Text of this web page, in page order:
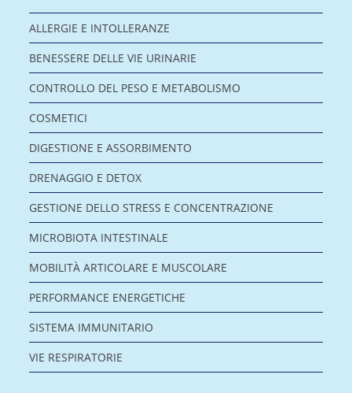
ALLERGIE E INTOLLERANZE
BENESSERE DELLE VIE URINARIE
CONTROLLO DEL PESO E METABOLISMO
COSMETICI
DIGESTIONE E ASSORBIMENTO
DRENAGGIO E DETOX
GESTIONE DELLO STRESS E CONCENTRAZIONE
MICROBIOTA INTESTINALE
MOBILITÀ ARTICOLARE E MUSCOLARE
PERFORMANCE ENERGETICHE
SISTEMA IMMUNITARIO
VIE RESPIRATORIE